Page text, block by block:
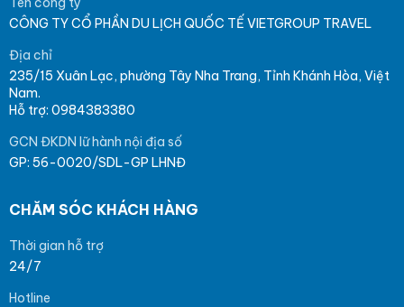
CÔNG TY CỔ PHẦN DU LỊCH QUỐC TẾ VIETGROUP TRAVEL
Địa chỉ
235/15 Xuân Lạc, phường Tây Nha Trang, Tỉnh Khánh Hòa, Việt
Nam.
Hỗ trợ: 0984383380
GCN ĐKDN lữ hành nội địa số
GP: 56-0020/SDL-GP LHNĐ
CHĂM SÓC KHÁCH HÀNG
Thời gian hỗ trợ
24/7
Hotline